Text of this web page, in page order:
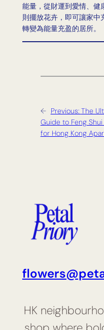
能量，從財運到愛情、健
則擺放花卉，即可讓家中
轉變為能量充盈的居所。
← Previous: The
Guide to Feng Shui
for Hong Kong
HK